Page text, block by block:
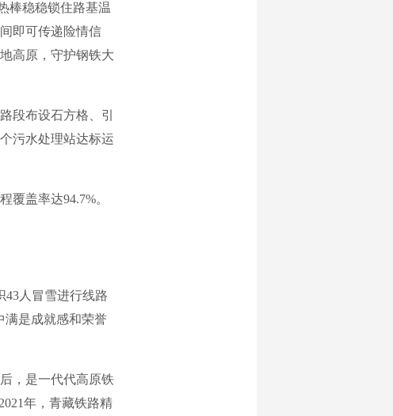
棒稳稳锁住路基温
即可传递险情信
高原，守护钢铁大
布设石方格、引
污水处理站达标运
盖率达94.7%。
人冒雪进行线路
满是成就感和荣誉
，是一代代高原铁
年，青藏铁路精